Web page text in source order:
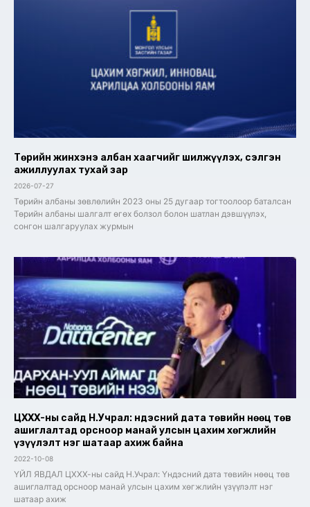
Төрийн жинхэнэ албан хаагчийг шилжүүлэх, сэлгэн
ажиллуулах тухай зар
2026-07-27
Төрийн албаны зөвлөлийн 2023 оны 25 дугаар тогтоолоор баталсан
Төрийн албаны шалгалт өгөх болзол болон шатлан дэвшүүлэх,
сонгон шалгаруулах журмын
ЦХХХ-ны сайд Н.Учрал: Үндэсний дата төвийн нөөц төв
ашиглалтад орсноор манай улсын цахим хөгжлийн
үзүүлэлт нэг шатаар ахиж байна
2022-10-08
ҮЙЛ ЯВДАЛ ЦХХХ-ны сайд Н.Учрал: Үндэсний дата төвийн нөөц төв
ашиглалтад орсноор манай улсын цахим хөгжлийн үзүүлэлт нэг
шатаар ахиж